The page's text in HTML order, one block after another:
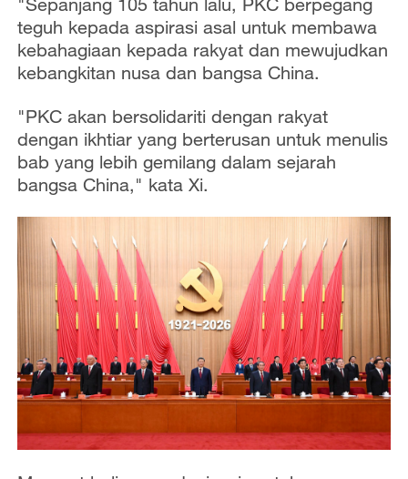
"Sepanjang 105 tahun lalu, PKC berpegang
teguh kepada aspirasi asal untuk membawa
kebahagiaan kepada rakyat dan mewujudkan
kebangkitan nusa dan bangsa China.
"PKC akan bersolidariti dengan rakyat
dengan ikhtiar yang berterusan untuk menulis
bab yang lebih gemilang dalam sejarah
bangsa China," kata Xi.